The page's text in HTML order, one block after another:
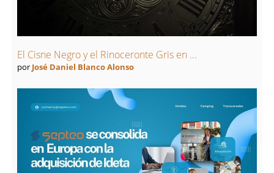
El Cisne Negro y el Rinoceronte Gris en ...
por José Daniel Blanco Alonso